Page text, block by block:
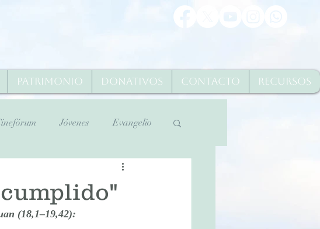
Patrimonio Donativos Contacto Recursos
Jóvenes Evangelio
Martes Santo 2020
2020
(18,1–19,42):